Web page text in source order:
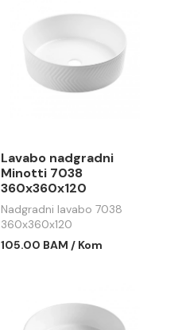
Lavabo nadgradni
Minotti 7038
360x360x120
Nadgradni lavabo 7038
360x360x120
105.00 BAM / Kom